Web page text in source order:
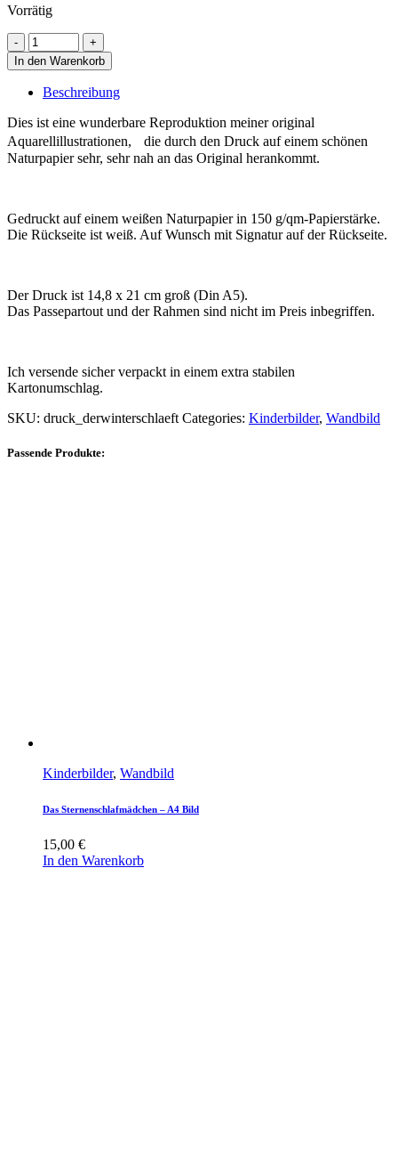
Vorrätig
In den Warenkorb
Beschreibung
Dies ist eine wunderbare Reproduktion meiner original
Aquarellillustrationen, die durch den Druck auf einem schönen
Naturpapier sehr, sehr nah an das Original herankommt.
Gedruckt auf einem weißen Naturpapier in 150 g/qm-Papierstärke.
Die Rückseite ist weiß. Auf Wunsch mit Signatur auf der Rückseite.
Der Druck ist 14,8 x 21 cm groß (Din A5).
Das Passepartout und der Rahmen sind nicht im Preis inbegriffen.
Ich versende sicher verpackt in einem extra stabilen
Kartonumschlag.
SKU: druck_derwinterschlaeft Categories: Kinderbilder, Wandbild
Passende Produkte:
Kinderbilder, Wandbild
Das Sternenschlafmädchen – A4 Bild
15,00 €
In den Warenkorb